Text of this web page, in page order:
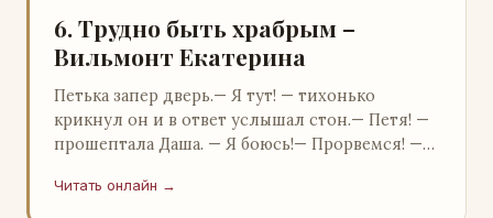
6. Трудно быть храбрым –
Вильмонт Екатерина
Петька запер дверь.— Я тут! — тихонько
крикнул он и в ответ услышал стон.— Петя! —
прошептала Даша. — Я боюсь!— Прорвемся! —
…
Читать онлайн →